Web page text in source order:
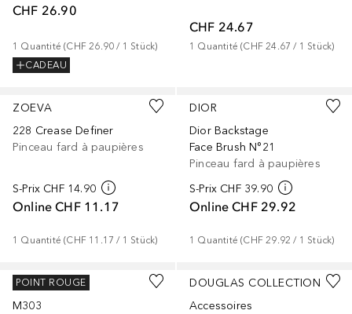
CHF 26.90
1 Quantité (CHF 26.90 / 1 Stück)
CADEAU
CHF 24.67
1 Quantité (CHF 24.67 / 1 Stück)
ZOEVA
228 Crease Definer
Pinceau fard à paupières
S-Prix CHF 14.90
Online CHF 11.17
1 Quantité (CHF 11.17 / 1 Stück)
DIOR
Dior Backstage
Face Brush N°21
Pinceau fard à paupières
S-Prix CHF 39.90
Online CHF 29.92
1 Quantité (CHF 29.92 / 1 Stück)
MORPHE
M303
POINT ROUGE
DOUGLAS COLLECTION
Accessoires